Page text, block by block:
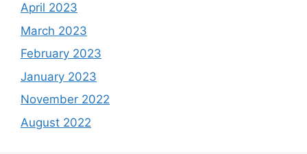
April 2023
March 2023
February 2023
January 2023
November 2022
August 2022